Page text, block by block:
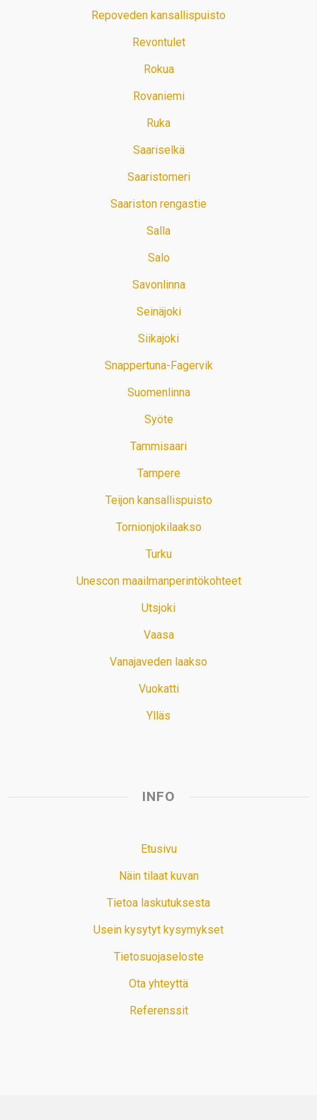
Repoveden kansallispuisto
Revontulet
Rokua
Rovaniemi
Ruka
Saariselkä
Saaristomeri
Saariston rengastie
Salla
Salo
Savonlinna
Seinäjoki
Siikajoki
Snappertuna-Fagervik
Suomenlinna
Syöte
Tammisaari
Tampere
Teijon kansallispuisto
Tornionjokilaakso
Turku
Unescon maailmanperintökohteet
Utsjoki
Vaasa
Vanajaveden laakso
Vuokatti
Ylläs
INFO
Etusivu
Näin tilaat kuvan
Tietoa laskutuksesta
Usein kysytyt kysymykset
Tietosuojaseloste
Ota yhteyttä
Referenssit